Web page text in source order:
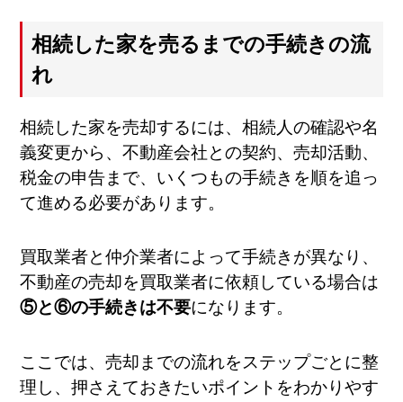
相続した家を売るまでの手続きの流
れ
相続した家を売却するには、相続人の確認や名
義変更から、不動産会社との契約、売却活動、
税金の申告まで、いくつもの手続きを順を追っ
て進める必要があります。
買取業者と仲介業者によって手続きが異なり、
不動産の売却を買取業者に依頼している場合は
⑤と⑥の手続きは不要になります。
ここでは、売却までの流れをステップごとに整
理し、押さえておきたいポイントをわかりやす